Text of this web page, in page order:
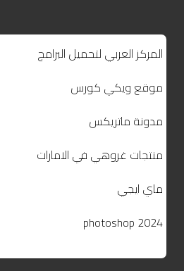
المركز العربي لتحميل البرامج
موقع ويكي كورس
مدونة ماتريكس
منتجات غروهي في الامارات
ماي ايجي
photoshop 2024